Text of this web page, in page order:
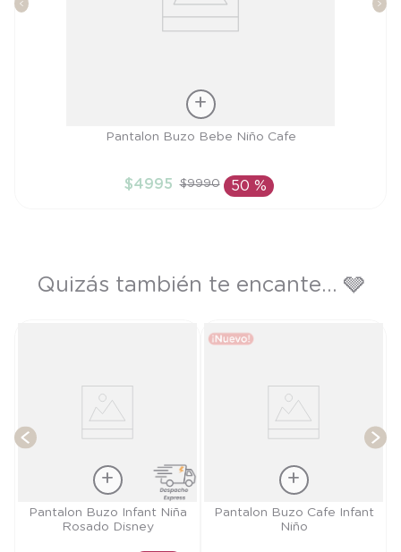
AÑADIR AL CARRITO
Pantalon Buzo Bebe Niño Cafe
$4995 $9990 50 %
Quizás también te encante... 🩶
Talla
Pantalon Buzo Infant Niña
Rosado Disney
Talla
Pantalon Buzo Cafe Infant
Niño